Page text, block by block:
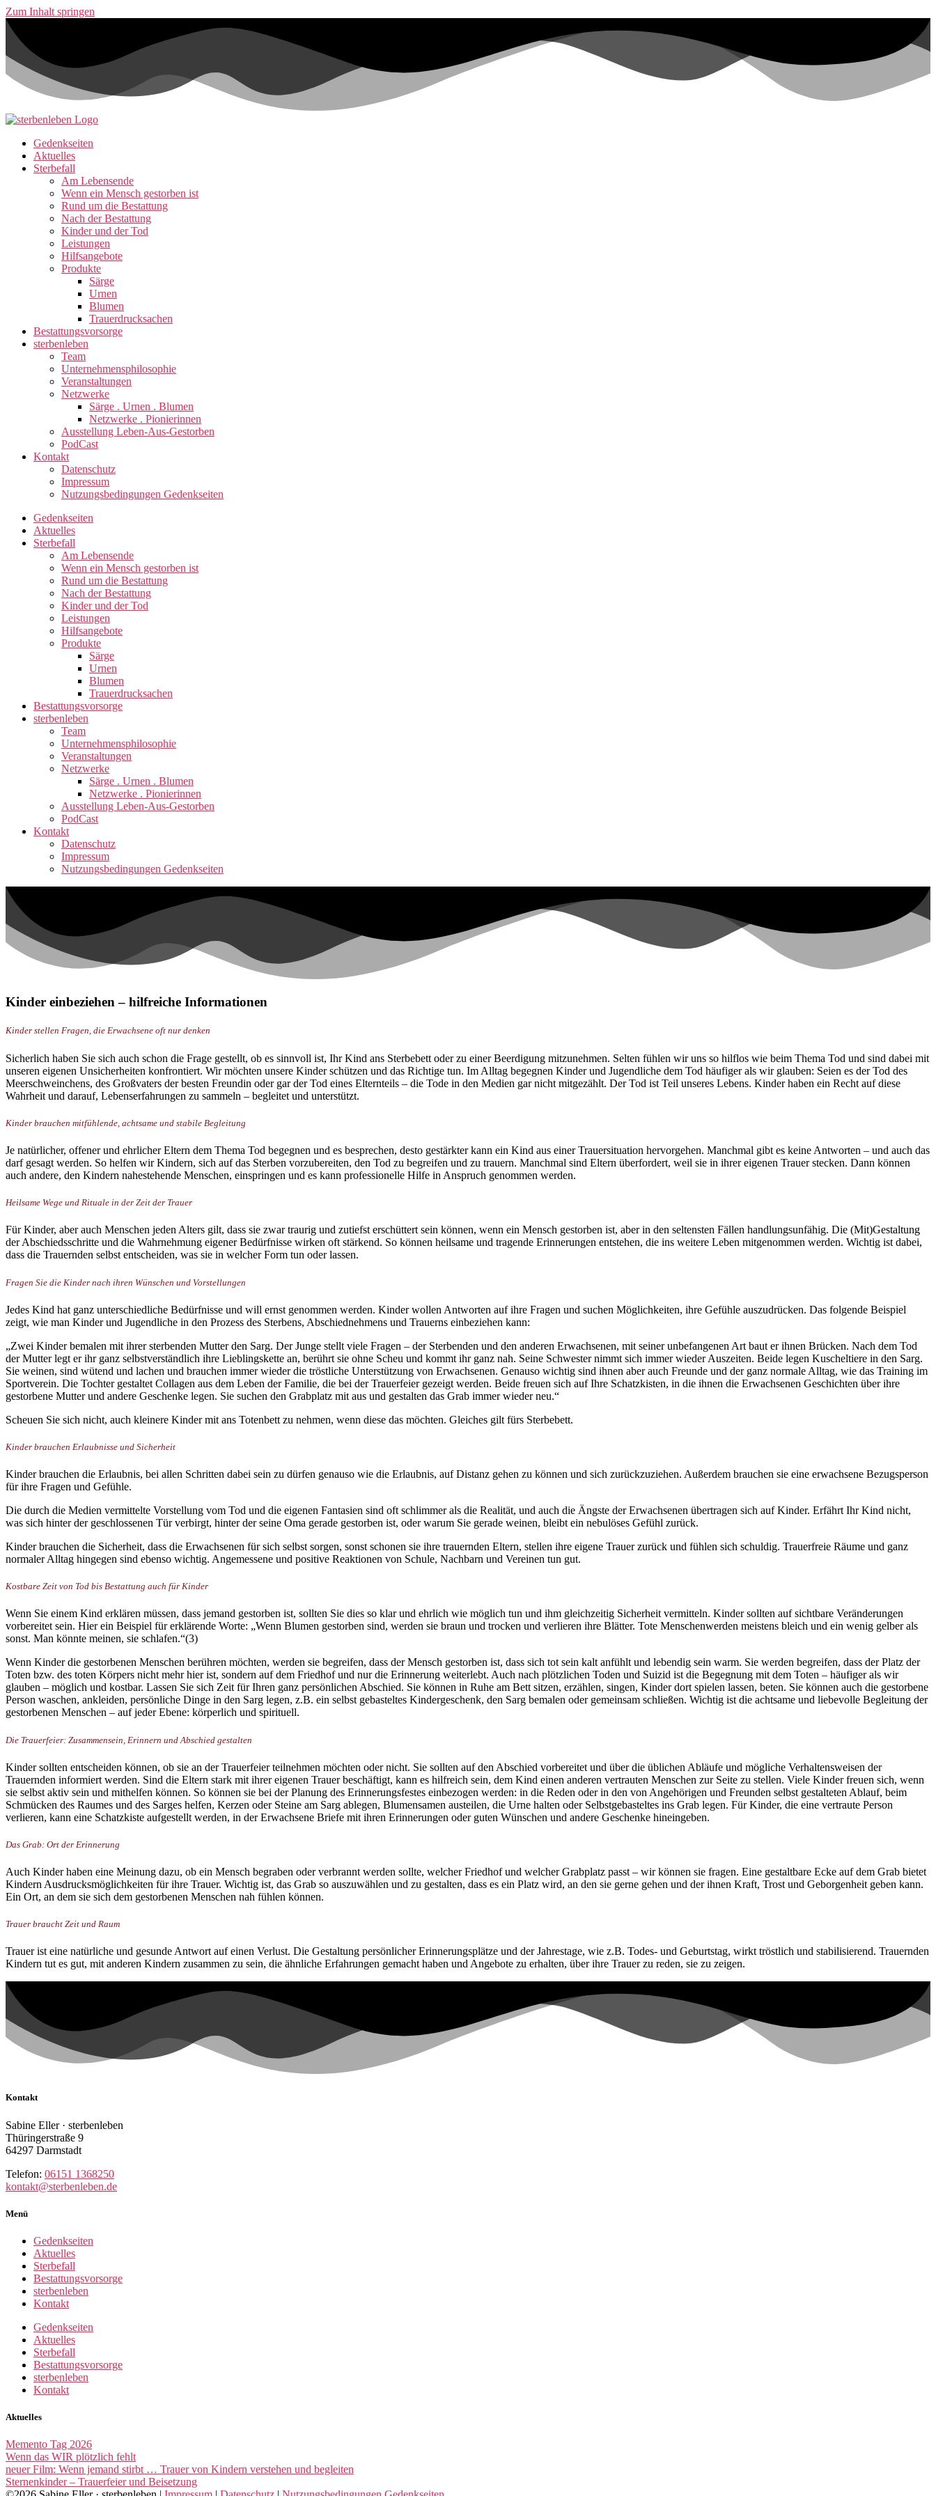
Zum Inhalt springen
Gedenkseiten
Aktuelles
Sterbefall
Am Lebensende
Wenn ein Mensch gestorben ist
Rund um die Bestattung
Nach der Bestattung
Kinder und der Tod
Leistungen
Hilfsangebote
Produkte
Särge
Urnen
Blumen
Trauerdrucksachen
Bestattungsvorsorge
sterbenleben
Team
Unternehmensphilosophie
Veranstaltungen
Netzwerke
Särge . Urnen . Blumen
Netzwerke . Pionierinnen
Ausstellung Leben-Aus-Gestorben
PodCast
Kontakt
Datenschutz
Impressum
Nutzungsbedingungen Gedenkseiten
Gedenkseiten
Aktuelles
Sterbefall
Am Lebensende
Wenn ein Mensch gestorben ist
Rund um die Bestattung
Nach der Bestattung
Kinder und der Tod
Leistungen
Hilfsangebote
Produkte
Särge
Urnen
Blumen
Trauerdrucksachen
Bestattungsvorsorge
sterbenleben
Team
Unternehmensphilosophie
Veranstaltungen
Netzwerke
Särge . Urnen . Blumen
Netzwerke . Pionierinnen
Ausstellung Leben-Aus-Gestorben
PodCast
Kontakt
Datenschutz
Impressum
Nutzungsbedingungen Gedenkseiten
Kinder einbeziehen – hilfreiche Informationen
Kinder stellen Fragen, die Erwachsene oft nur denken
Sicherlich haben Sie sich auch schon die Frage gestellt, ob es sinnvoll ist, Ihr Kind ans Sterbebett oder zu einer Beerdigung mitzunehmen. Selten fühlen wir uns so hilflos wie beim Thema Tod und sind dabei mit
unseren eigenen Unsicherheiten konfrontiert. Wir möchten unsere Kinder schützen und das Richtige tun. Im Alltag begegnen Kinder und Jugendliche dem Tod häufiger als wir glauben: Seien es der Tod des
Meerschweinchens, des Großvaters der besten Freundin oder gar der Tod eines Elternteils – die Tode in den Medien gar nicht mitgezählt. Der Tod ist Teil unseres Lebens. Kinder haben ein Recht auf diese
Wahrheit und darauf, Lebenserfahrungen zu sammeln – begleitet und unterstützt.
Kinder brauchen mitfühlende, achtsame und stabile Begleitung
Je natürlicher, offener und ehrlicher Eltern dem Thema Tod begegnen und es besprechen, desto gestärkter kann ein Kind aus einer Trauersituation hervorgehen. Manchmal gibt es keine Antworten – und auch das
darf gesagt werden. So helfen wir Kindern, sich auf das Sterben vorzubereiten, den Tod zu begreifen und zu trauern. Manchmal sind Eltern überfordert, weil sie in ihrer eigenen Trauer stecken. Dann können
auch andere, den Kindern nahestehende Menschen, einspringen und es kann professionelle Hilfe in Anspruch genommen werden.
Heilsame Wege und Rituale in der Zeit der Trauer
Für Kinder, aber auch Menschen jeden Alters gilt, dass sie zwar traurig und zutiefst erschüttert sein können, wenn ein Mensch gestorben ist, aber in den seltensten Fällen handlungsunfähig. Die (Mit)Gestaltung
der Abschiedsschritte und die Wahrnehmung eigener Bedürfnisse wirken oft stärkend. So können heilsame und tragende Erinnerungen entstehen, die ins weitere Leben mitgenommen werden. Wichtig ist dabei,
dass die Trauernden selbst entscheiden, was sie in welcher Form tun oder lassen.
Fragen Sie die Kinder nach ihren Wünschen und Vorstellungen
Jedes Kind hat ganz unterschiedliche Bedürfnisse und will ernst genommen werden. Kinder wollen Antworten auf ihre Fragen und suchen Möglichkeiten, ihre Gefühle auszudrücken. Das folgende Beispiel
zeigt, wie man Kinder und Jugendliche in den Prozess des Sterbens, Abschiednehmens und Trauerns einbeziehen kann:
„Zwei Kinder bemalen mit ihrer sterbenden Mutter den Sarg. Der Junge stellt viele Fragen – der Sterbenden und den anderen Erwachsenen, mit seiner unbefangenen Art baut er ihnen Brücken. Nach dem Tod
der Mutter legt er ihr ganz selbstverständlich ihre Lieblingskette an, berührt sie ohne Scheu und kommt ihr ganz nah. Seine Schwester nimmt sich immer wieder Auszeiten. Beide legen Kuscheltiere in den Sarg.
Sie weinen, sind wütend und lachen und brauchen immer wieder die tröstliche Unterstützung von Erwachsenen. Genauso wichtig sind ihnen aber auch Freunde und der ganz normale Alltag, wie das Training im
Sportverein. Die Tochter gestaltet Collagen aus dem Leben der Familie, die bei der Trauerfeier gezeigt werden. Beide freuen sich auf Ihre Schatzkisten, in die ihnen die Erwachsenen Geschichten über ihre
gestorbene Mutter und andere Geschenke legen. Sie suchen den Grabplatz mit aus und gestalten das Grab immer wieder neu.“
Scheuen Sie sich nicht, auch kleinere Kinder mit ans Totenbett zu nehmen, wenn diese das möchten. Gleiches gilt fürs Sterbebett.
Kinder brauchen Erlaubnisse und Sicherheit
Kinder brauchen die Erlaubnis, bei allen Schritten dabei sein zu dürfen genauso wie die Erlaubnis, auf Distanz gehen zu können und sich zurückzuziehen. Außerdem brauchen sie eine erwachsene Bezugsperson
für ihre Fragen und Gefühle.
Die durch die Medien vermittelte Vorstellung vom Tod und die eigenen Fantasien sind oft schlimmer als die Realität, und auch die Ängste der Erwachsenen übertragen sich auf Kinder. Erfährt Ihr Kind nicht,
was sich hinter der geschlossenen Tür verbirgt, hinter der seine Oma gerade gestorben ist, oder warum Sie gerade weinen, bleibt ein nebulöses Gefühl zurück.
Kinder brauchen die Sicherheit, dass die Erwachsenen für sich selbst sorgen, sonst schonen sie ihre trauernden Eltern, stellen ihre eigene Trauer zurück und fühlen sich schuldig. Trauerfreie Räume und ganz
normaler Alltag hingegen sind ebenso wichtig. Angemessene und positive Reaktionen von Schule, Nachbarn und Vereinen tun gut.
Kostbare Zeit von Tod bis Bestattung auch für Kinder
Wenn Sie einem Kind erklären müssen, dass jemand gestorben ist, sollten Sie dies so klar und ehrlich wie möglich tun und ihm gleichzeitig Sicherheit vermitteln. Kinder sollten auf sichtbare Veränderungen
vorbereitet sein. Hier ein Beispiel für erklärende Worte: „Wenn Blumen gestorben sind, werden sie braun und trocken und verlieren ihre Blätter. Tote Menschenwerden meistens bleich und ein wenig gelber als
sonst. Man könnte meinen, sie schlafen.“(3)
Wenn Kinder die gestorbenen Menschen berühren möchten, werden sie begreifen, dass der Mensch gestorben ist, dass sich tot sein kalt anfühlt und lebendig sein warm. Sie werden begreifen, dass der Platz der
Toten bzw. des toten Körpers nicht mehr hier ist, sondern auf dem Friedhof und nur die Erinnerung weiterlebt. Auch nach plötzlichen Toden und Suizid ist die Begegnung mit dem Toten – häufiger als wir
glauben – möglich und kostbar. Lassen Sie sich Zeit für Ihren ganz persönlichen Abschied. Sie können in Ruhe am Bett sitzen, erzählen, singen, Kinder dort spielen lassen, beten. Sie können auch die gestorbene
Person waschen, ankleiden, persönliche Dinge in den Sarg legen, z.B. ein selbst gebasteltes Kindergeschenk, den Sarg bemalen oder gemeinsam schließen. Wichtig ist die achtsame und liebevolle Begleitung der
gestorbenen Menschen – auf jeder Ebene: körperlich und spirituell.
Die Trauerfeier: Zusammensein, Erinnern und Abschied gestalten
Kinder sollten entscheiden können, ob sie an der Trauerfeier teilnehmen möchten oder nicht. Sie sollten auf den Abschied vorbereitet und über die üblichen Abläufe und mögliche Verhaltensweisen der
Trauernden informiert werden. Sind die Eltern stark mit ihrer eigenen Trauer beschäftigt, kann es hilfreich sein, dem Kind einen anderen vertrauten Menschen zur Seite zu stellen. Viele Kinder freuen sich, wenn
sie selbst aktiv sein und mithelfen können. So können sie bei der Planung des Erinnerungsfestes einbezogen werden: in die Reden oder in den von Angehörigen und Freunden selbst gestalteten Ablauf, beim
Schmücken des Raumes und des Sarges helfen, Kerzen oder Steine am Sarg ablegen, Blumensamen austeilen, die Urne halten oder Selbstgebasteltes ins Grab legen. Für Kinder, die eine vertraute Person
verlieren, kann eine Schatzkiste aufgestellt werden, in der Erwachsene Briefe mit ihren Erinnerungen oder guten Wünschen und andere Geschenke hineingeben.
Das Grab: Ort der Erinnerung
Auch Kinder haben eine Meinung dazu, ob ein Mensch begraben oder verbrannt werden sollte, welcher Friedhof und welcher Grabplatz passt – wir können sie fragen. Eine gestaltbare Ecke auf dem Grab bietet
Kindern Ausdrucksmöglichkeiten für ihre Trauer. Wichtig ist, das Grab so auszuwählen und zu gestalten, dass es ein Platz wird, an den sie gerne gehen und der ihnen Kraft, Trost und Geborgenheit geben kann.
Ein Ort, an dem sie sich dem gestorbenen Menschen nah fühlen können.
Trauer braucht Zeit und Raum
Trauer ist eine natürliche und gesunde Antwort auf einen Verlust. Die Gestaltung persönlicher Erinnerungsplätze und der Jahrestage, wie z.B. Todes- und Geburtstag, wirkt tröstlich und stabilisierend. Trauernden
Kindern tut es gut, mit anderen Kindern zusammen zu sein, die ähnliche Erfahrungen gemacht haben und Angebote zu erhalten, über ihre Trauer zu reden, sie zu zeigen.
Kontakt
Sabine Eller · sterbenleben
Thüringerstraße 9
64297 Darmstadt
Telefon: 06151 1368250
kontakt@sterbenleben.de
Menü
Gedenkseiten
Aktuelles
Sterbefall
Bestattungsvorsorge
sterbenleben
Kontakt
Gedenkseiten
Aktuelles
Sterbefall
Bestattungsvorsorge
sterbenleben
Kontakt
Aktuelles
Memento Tag 2026
Wenn das WIR plötzlich fehlt
neuer Film: Wenn jemand stirbt … Trauer von Kindern verstehen und begleiten
Sternenkinder – Trauerfeier und Beisetzung